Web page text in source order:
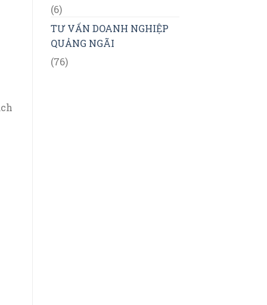
(6)
TƯ VẤN DOANH NGHIỆP
QUẢNG NGÃI
(76)